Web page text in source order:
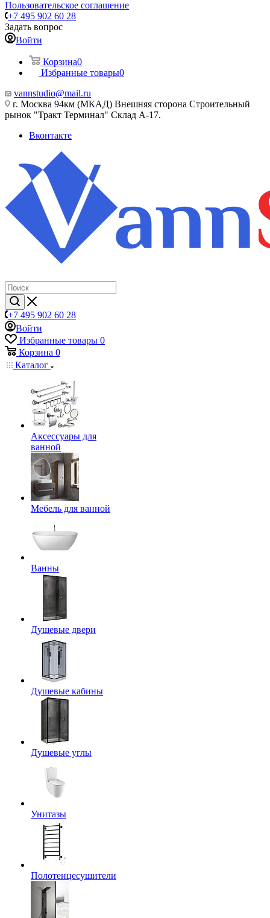
Пользовательское соглашение
+7 495 902 60 28
Задать вопрос
Войти
Корзина0
Избранные товары0
vannstudio@mail.ru
г. Москва 94км (МКАД) Внешняя сторона Строительный
рынок "Тракт Терминал" Склад А-17.
Вконтакте
+7 495 902 60 28
Войти
Избранные товары 0
Корзина 0
Каталог
Аксессуары для
ванной
Мебель для ванной
Ванны
Душевые двери
Душевые кабины
Душевые углы
Унитазы
Полотенцесушители